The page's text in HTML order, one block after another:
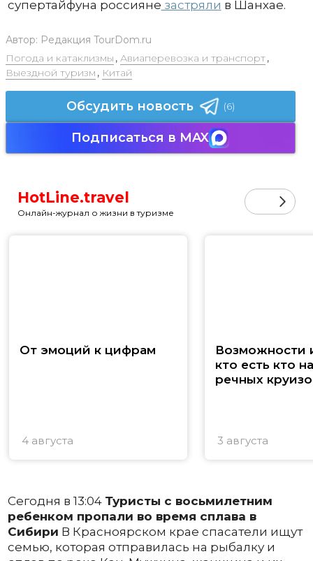
супертайфуна россияне застряли в Шанхае.
Автор: Редакция TourDom.ru
Погода и катаклизмы , Авиаперевозка и транспорт,
Выездной туризм , Китай
Обсудить новость (6)
Подписаться в MAX
HotLine.travel
Онлайн-журнал о жизни в туризме
От эмоций к цифрам
4 августа
Возможности
кто есть кто
речных
3 августа
Сегодня в 13:04 Туристы с восьмилетним
ребенком пропали во время сплава в
Сибири В Красноярском крае спасатели ищут
семью, которая отправилась на рыбалку и